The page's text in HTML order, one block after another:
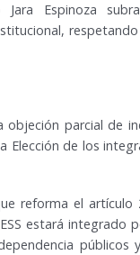
Espinoza
parcial de
Elección de los
reforma el artículo
estará integrado
públicos